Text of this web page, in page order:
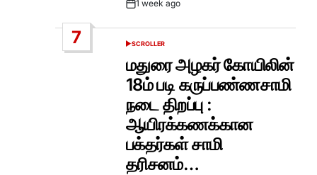
Post1 week ago
7
POSTED
SCROLLER
மதுரை அழகர் கோயிலின்
18ம் படி கருப்பண்ணசாமி
நடை திறப்பு :
ஆயிரக்கணக்கான
பக்தர்கள் சாமி
தரிசனம்…